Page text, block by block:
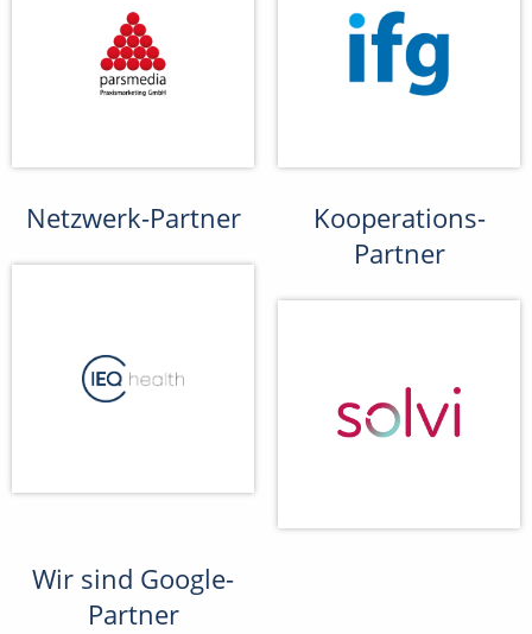
Netzwerk-Partner
Kooperations-
Partner
Wir sind Google-
Partner